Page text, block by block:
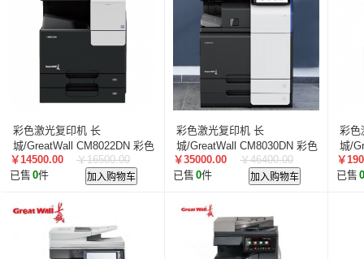
捷宇/JOYUSING
皓丽/Horion 北峰/BFDX
叠云/Cloudecker
麦克赛尔/maxell
中银科技/BOCT
蓝胜卡顿/kadenlan
惠科/HKC
高科光电/GKGD 清大视讯
沧田/
索诺克/Sonnoc
迅英/Bulldex 艾博德/iBoard
歌派/GEPAD
立思辰/LANXUM 利盟/Lexmark
英士/inASK
LG 中矗/ZHONGCHU
顶尖/OVERTOP
富山/TOMAYA
爱维达/EVADA
新中新/synjones
华高/HUAGOSCAN
建伍/KENWOOD
艾博德
东方中原 ITC
彩色激光复印机 长
城/GreatWall CM8022DN 彩色
双纸盒 原装工作台
￥14500.00
￥16500.00
已售 0件 加入购物车
彩色激光复印机 长
城/GreatWall CM8030DN 彩色
双纸盒 原装工作台
￥35000.00
￥46400.00
已售 0件 加入购物车
彩色
城/
￥
已售 0